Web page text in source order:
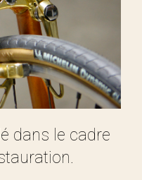
dans le cadre